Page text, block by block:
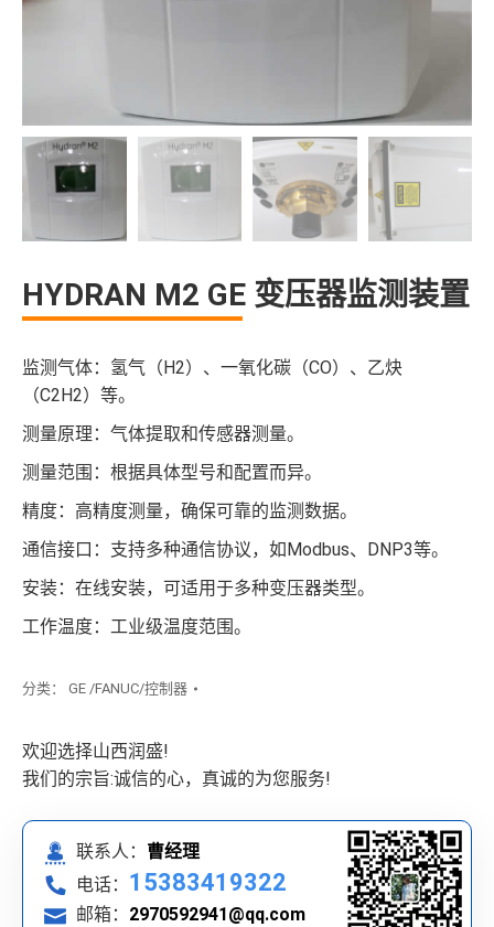
HYDRAN M2 GE 变压器监测装置
监测气体：氢气（H2）、一氧化碳（CO）、乙炔
（C2H2）等。
测量原理：气体提取和传感器测量。
测量范围：根据具体型号和配置而异。
精度：高精度测量，确保可靠的监测数据。
通信接口：支持多种通信协议，如Modbus、DNP3等。
安装：在线安装，可适用于多种变压器类型。
工作温度：工业级温度范围。
分类： GE /FANUC/控制器
欢迎选择山西润盛!
我们的宗旨:诚信的心，真诚的为您服务!
联系人： 曹经理
电话： 15383419322
邮箱： 2970592941@qq.com